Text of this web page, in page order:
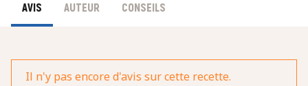
AVIS AUTEUR CONSEILS
Il n'y pas encore d'avis sur cette recette.